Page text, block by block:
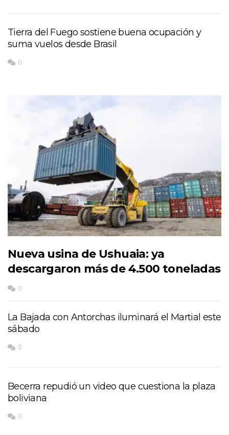
Tierra del Fuego sostiene buena ocupación y
suma vuelos desde Brasil
0
Nueva usina de Ushuaia: ya
descargaron más de 4.500 toneladas
0
La Bajada con Antorchas iluminará el Martial este
sábado
0
Becerra repudió un video que cuestiona la plaza
boliviana
0